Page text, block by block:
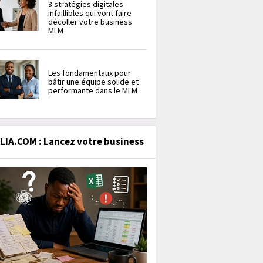
3 stratégies digitales
infaillibles qui vont faire
décoller votre business
MLM
Les fondamentaux pour
bâtir une équipe solide et
performante dans le MLM
: Lancez votre business